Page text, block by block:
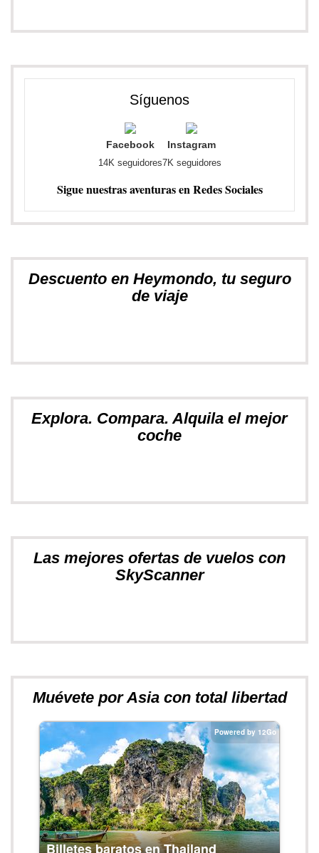
Síguenos
Facebook
14K seguidores
Instagram
7K seguidores
Sigue nuestras aventuras en Redes Sociales
Descuento en Heymondo, tu seguro
de viaje
Explora. Compara. Alquila el mejor
coche
Las mejores ofertas de vuelos con
SkyScanner
Muévete por Asia con total libertad